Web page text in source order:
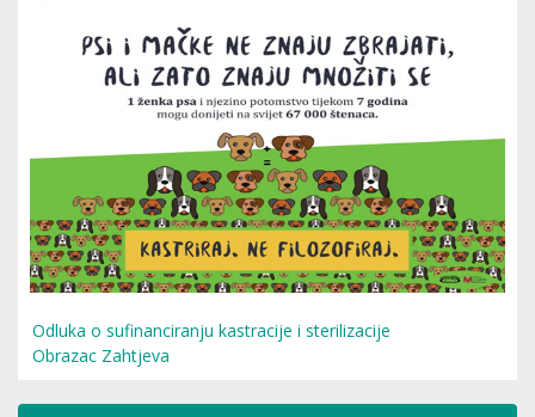
Odluka o sufinanciranju kastracije i sterilizacije
Obrazac Zahtjeva